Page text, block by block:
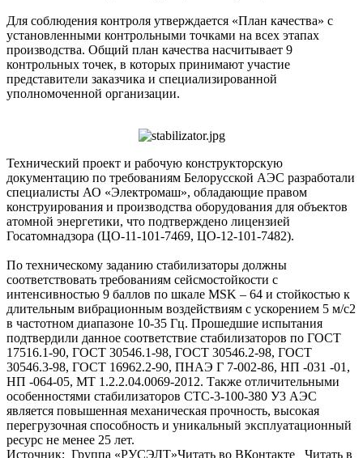
Для соблюдения контроля утверждается «План качества» с
установленными контрольными точками на всех этапах
производства. Общий план качества насчитывает 9
контрольных точек, в которых принимают участие
представители заказчика и специализированной
уполномоченной организации.
Технический проект и рабочую конструкторскую
документацию по требованиям Белорусской АЭС разработали
специалисты АО «Электромаш», обладающие правом
конструирования и производства оборудования для объектов
атомной энергетики, что подтверждено лицензией
Госатомнадзора (ЦО-11-101-7469, ЦО-12-101-7482).
По техническому заданию стабилизаторы должны
соответствовать требованиям сейсмостойкости с
интенсивностью 9 баллов по шкале MSK – 64 и стойкостью к
длительным вибрационным воздействиям с ускорением 5 м/с2
в частотном диапазоне 10-35 Гц. Прошедшие испытания
подтвердили данное соответствие стабилизаторов по ГОСТ
17516.1-90, ГОСТ 30546.1-98, ГОСТ 30546.2-98, ГОСТ
30546.3-98, ГОСТ 16962.2-90, ПНАЭ Г 7-002-86, НП -031 -01,
НП -064-05, МТ 1.2.2.04.0069-2012. Также отличительными
особенностями стабилизаторов СТС-3-100-380 У3 АЭС
является повышенная механическая прочность, высокая
перегрузочная способность и уникальный эксплуатационный
ресурс не менее 25 лет.
Источник: Группа «РУСЭЛТ»Читать во ВКонтакте Читать в